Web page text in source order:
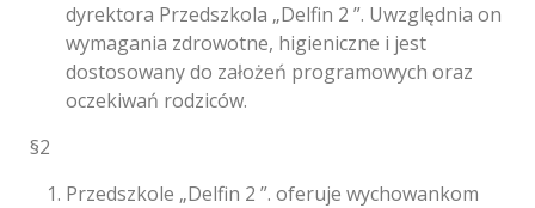
dyrektora Przedszkola „Delfin 2 ”. Uwzględnia on
wymagania zdrowotne, higieniczne i jest
dostosowany do założeń programowych oraz
oczekiwań rodziców.
§2
Przedszkole „Delfin 2 ”. oferuje wychowankom